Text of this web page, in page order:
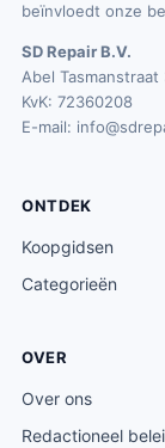
beïnvloedt onze
SD Repair B.V.
Abel
KvK: 72360208
E-mail:
ONTDEK
Koopgidsen
Categorieën
OVER
Over ons
Redactioneel